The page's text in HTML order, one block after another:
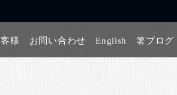
様 お問い合わせ English 箸ブログ